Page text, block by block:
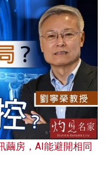
繭房，AI能避開相同